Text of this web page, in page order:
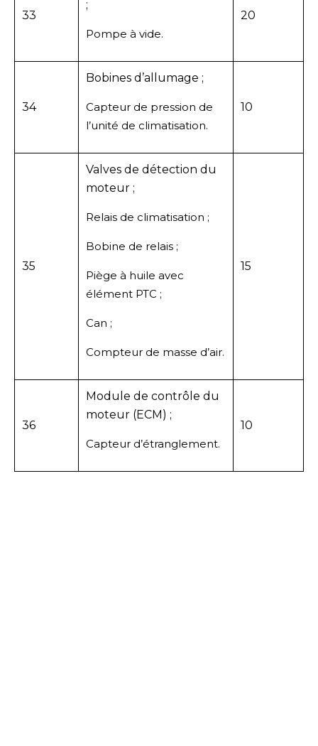
33
;
Pompe à vide.
20
34
Bobines d’allumage ;
Capteur de pression de
l’unité de climatisation.
10
35
Valves de détection du
moteur ;
Relais de climatisation ;
Bobine de relais ;
Piège à huile avec
élément PTC ;
Can ;
Compteur de masse d’air.
15
36
Module de contrôle du
moteur (ECM) ;
Capteur d’étranglement.
10